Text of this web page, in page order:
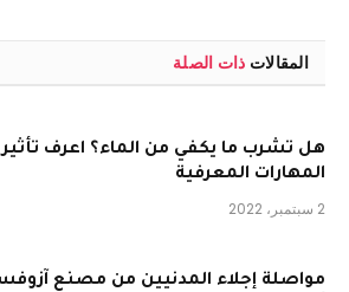
المقالات ذات الصلة
هل تشرب ما يكفي من الماء؟ اعرف
المهارات المعرفية
2 سبتمبر، 2022
مواصلة إجلاء المدنيين من مصنع